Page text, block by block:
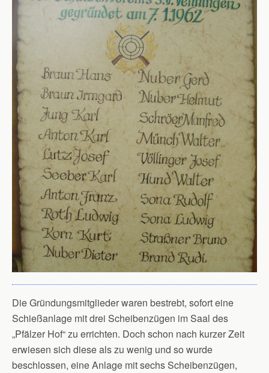
Die Gründungsmitglieder waren bestrebt, sofort eine
Schießanlage mit drei Scheibenzügen im Saal des
„Pfälzer Hof“ zu errichten. Doch schon nach kurzer Zeit
erwiesen sich diese als zu wenig und so wurde
beschlossen, eine Anlage mit sechs Scheibenzügen,